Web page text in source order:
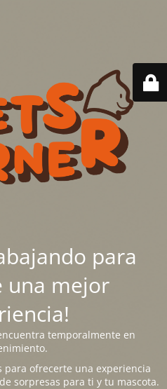
para
una mejor
temporalmente en
para ofrecerte una experiencia
sorpresas para ti y tu mascota.